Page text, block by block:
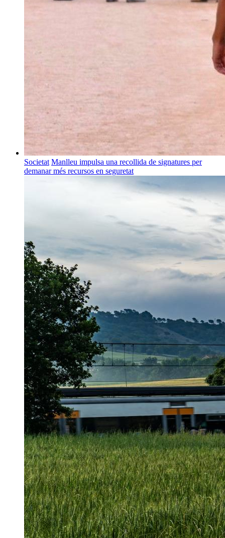
Societat Manlleu impulsa una recollida de signatures per
demanar més recursos en seguretat